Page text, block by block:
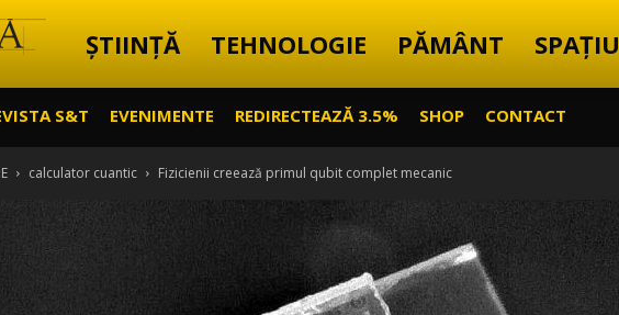
Știință
Tehnică
ȘTIINȚĂ TEHNOLOGIE PĂMÂNT SPAȚIU
S&T EVENIMENTE REDIRECTEAZĂ 3.5% SHOP CONTACT
calculator cuantic Fizicienii creează primul qubit complet mecanic